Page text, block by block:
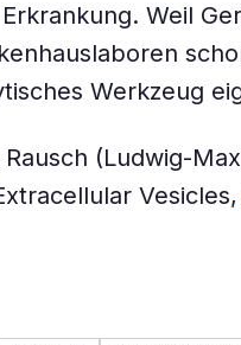
Weil
Werkzeug
Rausch (Ludwig-
Vesicles,